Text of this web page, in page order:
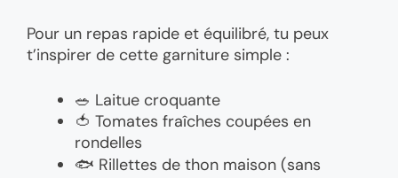
Pour un repas rapide et équilibré, tu peux
t’inspirer de cette garniture simple :
🥗 Laitue croquante
🍅 Tomates fraîches coupées en
rondelles
🐟 Rillettes de thon maison (sans